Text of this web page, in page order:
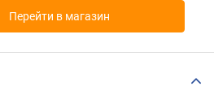
Перейти в магазин